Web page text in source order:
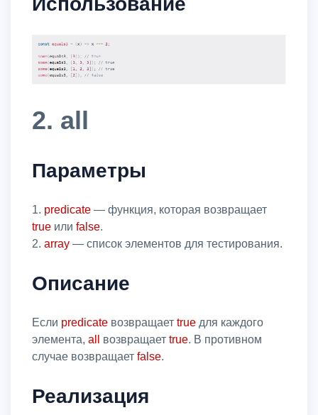
2. all
Параметры
1. predicate — функция, которая возвращает
true или false.
2. array — список элементов для тестирования.
Описание
Если predicate возвращает true для каждого
элемента, all возвращает true. В противном
случае возвращает false.
Реализация